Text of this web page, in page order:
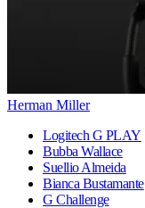
Herman Miller
Logitech G PLAY
Bubba Wallace
Suellio Almeida
Bianca Bustamante
G Challenge